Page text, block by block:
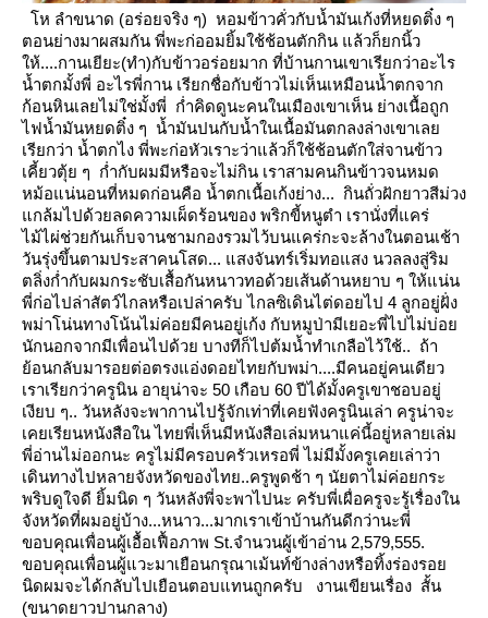
ห ลำขนาด (อร่อยจริง ๆ) หอมข้าวคั่วกับน้ำมันเก้งที่หยดติ๋ง ๆ
ตอนย่างมาผสมกัน พี่พะก่ออมยิ้มใช้ช้อนตักกิน แล้วก็ยกนิ้ว
ห้....กานเยียะ(ทำ)กับข้าวอร่อยมาก ที่บ้านกานเขาเรียกว่าอะไร
น้ำตกมั้งพี่ อะไรพี่กาน เรียกชื่อกับข้าวไม่เห็นเหมือนน้ำตกจาก
ก้อนหินเลยไม่ใช่มั้งพี่ ก่ำคิดดูนะคนในเมืองเขาเห็น ย่างเนื้อถูก
ไฟน้ำมันหยดติ๋ง ๆ น้ำมันปนกับน้ำในเนื้อมันตกลงล่างเขาเล
เรียกว่า น้ำตกไง พี่พะก่อหัวเราะว่าแล้วก็ใช้ช้อนตักใส่จานข้าว
เคี้ยวตุ้ย ๆ ก่ำกับผมมีหรือจะไม่กิน เราสามคนกินข้าวจนหมด
หม้อแน่นอนที่หมดก่อนคือ น้ำตกเนื้อเก้งย่าง... กินถั่วฝักยาวสีม่วง
กล้มไปด้วยลดความเผ็ดร้อนของ พริกขี้หนูตำ เรานั่งที่แคร่
ไม้ไผ่ช่วยกันเก็บจานชามกองรวมไว้บนแคร่กะจะล้างในตอนเช้า
วันรุ่งขึ้นตามประสาคนโสด... แสงจันทร์เริ่มทอแสง นวลลงสู่ริม
ตลิ่งก่ำกับผมกระชับเสื้อกันหนาวทอด้วยเส้นด้านหยาบ ๆ ให้แน่น
พี่ก่อไปล่าสัตว์ไกลหรือเปล่าครับ ไกลซิเดินไต่ดอยไป 4 ลูกอยู่ฝั่ง
พม่าโน่นทางโน้นไม่ค่อยมีคนอยู่เก้ง กับหมูป่ามีเยอะพี่ไปไม่บ่อ
นักนอกจากมีเพื่อนไปด้ว บางทีก็ไปต้มน้ำทำเกลือไว้ใช้.. ถ้า
้อนกลับมารอยต่อตรงแอ่งดอยไทยกับพม่า....มีคนอยู่คนเดียว
เราเรียกว่าครูนิน อายุน่าจะ 50 เกือบ 60 ปีได้มั้งครูเขาชอบอยู่
เงียบ ๆ.. วันหลังจะพากานไปรู้จักเท่าที่เคยฟังครูนินเล่า ครูน่าจะ
เคยเรียนหนังสือใน ไทยพี่เห็นมีหนังสือเล่มหนาแค่นี้อยู่หลายเล่ม
พี่อ่านไม่ออกนะ ครูไม่มีครอบครัวเหรอพี่ ไม่มีมั้งครูเคยเล่าว่า
เดินทางไปหลายจังหวัดของไทย..ครูพูดช้า ๆ นัยตาไม่ค่อยกระ
พริบดูใจดี ยิ้มนิด ๆ วันหลังพี่จะพาไปนะ ครับพี่เผื่อครูจะรู้เรื่องใน
จังหวัดที่ผมอยู่บ้าง...หนาว...มากเราเข้าบ้านกันดีกว่านะพี่
ขอบคุณเพื่อนผู้เอื้อเฟื้อภาพ St.จำนวนผู้เข้าอ่าน 2,579,555.
ขอบคุณเพื่อนผู้แวะมาเยือนกรุณาเม้นท์ข้างล่างหรือทิ้งร่องรอ
นิดผมจะได้กลับไปเยือนตอบแทนถูกครับ
งานเขียนเรื่อง สั้น
(ขนาดยาวปานกลาง)